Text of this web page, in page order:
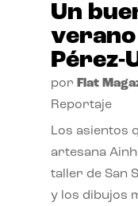
Un
Pérez-
por Flat
Reportaje
Los asientos
artesana
taller de San
y los dibujos